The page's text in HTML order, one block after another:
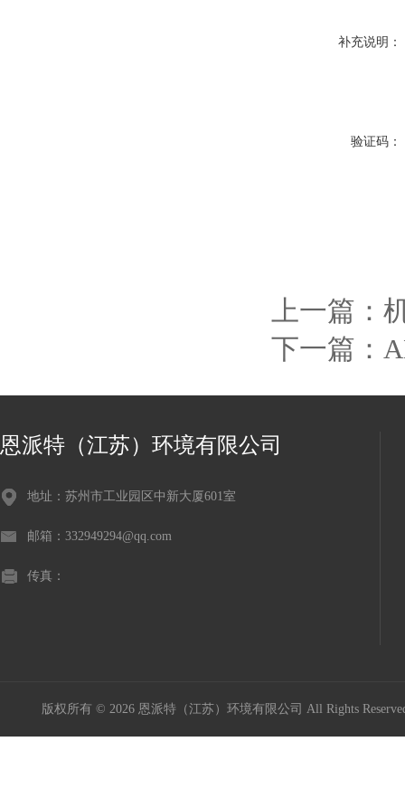
补充说明：
验证码：
上一篇：
下一篇：
恩派特（江苏）环境有限公司
地址：苏州市工业园区中新大厦601室
邮箱：332949294@qq.com
传真：
版权所有 © 2026 恩派特（江苏）环境有限公司 All Rights